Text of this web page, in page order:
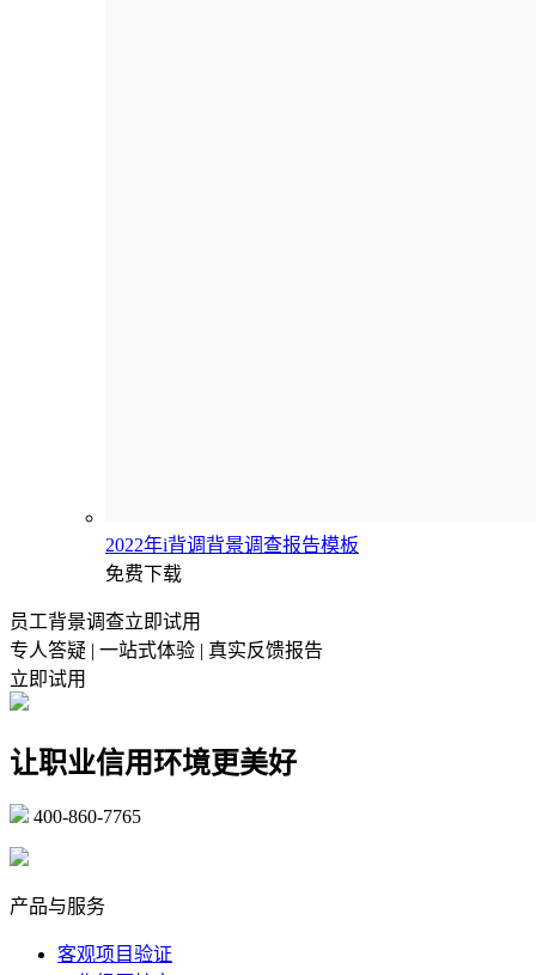
2022年i背调背景调查报告模板
免费下载
员工背景调查立即试用
专人答疑 | 一站式体验 | 真实反馈报告
立即试用
让职业信用环境更美好
400-860-7765
产品与服务
客观项目验证